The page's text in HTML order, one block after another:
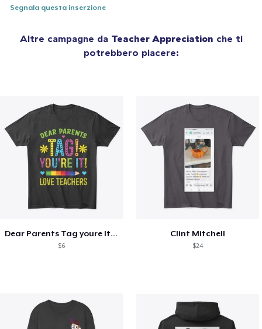
Segnala questa inserzione
Altre campagne da Teacher Appreciation che ti
potrebbero piacere:
Dear Parents Tag youre It Love Teachers
$6
Clint Mitchell
$24